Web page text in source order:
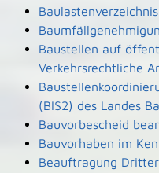
Baustellen auf
Verkehrsrechtliche
(BIS2) des Landes
Bauvorbescheid
Bauvorhaben im
Beauftragung